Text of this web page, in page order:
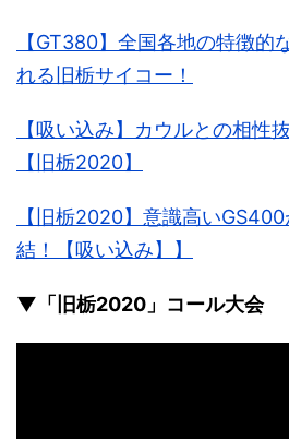
【GT380】全国各地の特徴的
れる旧栃サイコー！
【吸い込み】カウルとの相性
【旧栃2020】
【旧栃2020】意識高い
結！【吸い込み】】
▼「旧栃2020」コール大会